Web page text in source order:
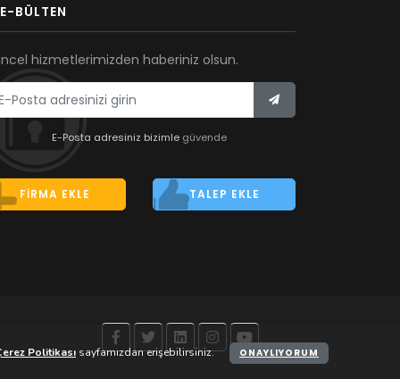
E-BÜLTEN
hizmetlerimizden haberiniz olsun.
E-Posta adresiniz bizimle güvende
FIRMA EKLE TALEP EKLE
Politikası sayfamızdan erişebilirsiniz. ONAYLIYORUM